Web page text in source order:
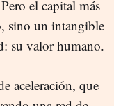
el capital más
sino un intangible
su valor humano.
aceleración, que